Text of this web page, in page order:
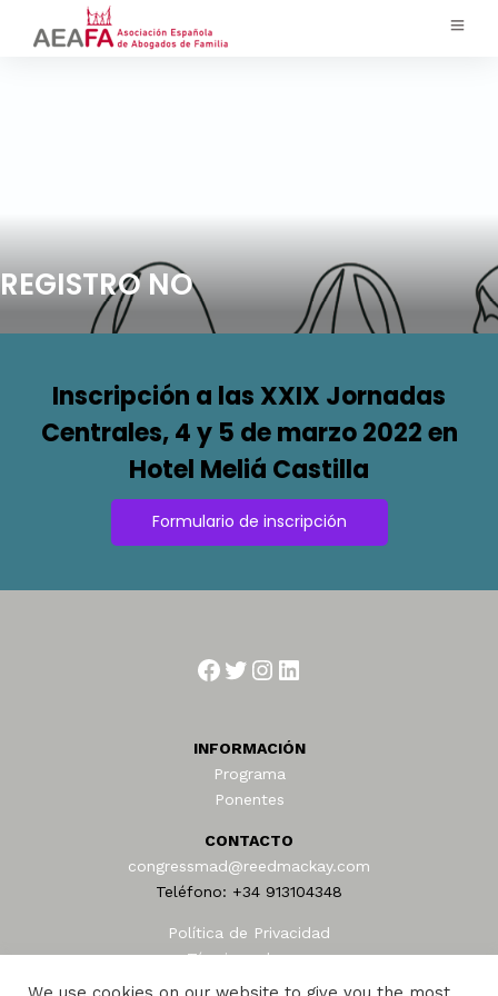
REGISTRO NO
Inscripción a las XXIX Jornadas
Centrales, 4 y 5 de marzo 2022 en
Hotel Meliá Castilla
Formulario de inscripción
Facebook
Twitter
Instagram
LinkedIn
INFORMACIÓN
Programa
Ponentes
CONTACTO
congressmad@reedmackay.com
Teléfono: +34 913104348
Política de Privacidad
Términos de uso
AEAFA © 2024